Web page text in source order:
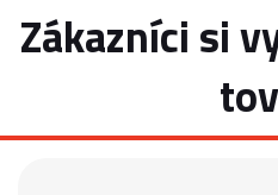
Zákazníci si